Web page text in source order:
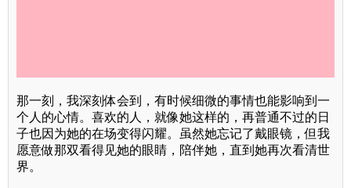
那一刻，我深刻体会到，有时候细微的事情也能影响到一
个人的心情。喜欢的人，就像她这样的，再普通不过的日
子也因为她的在场变得闪耀。虽然她忘记了戴眼镜，但我
愿意做那双看得见她的眼睛，陪伴她，直到她再次看清世
界。